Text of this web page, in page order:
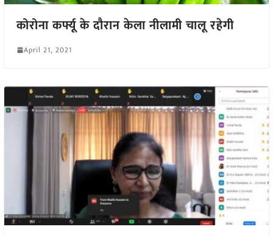
कोरोना कर्फ्यू के दौरान केला नीलामी चालू रहेगी
April 21, 2021